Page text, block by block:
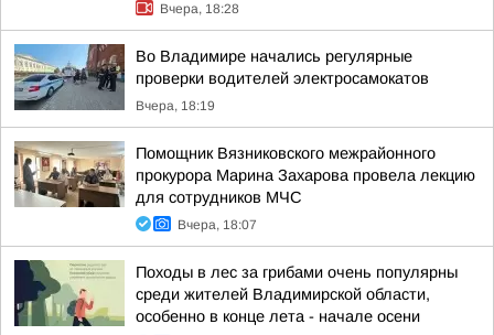
Вчера, 18:28
Во Владимире начались регулярные
проверки водителей электросамокатов
Вчера, 18:19
Помощник Вязниковского межрайонного
прокурора Марина Захарова провела лекцию
для сотрудников МЧС
Вчера, 18:07
Походы в лес за грибами очень популярны
среди жителей Владимирской области,
особенно в конце лета - начале осени